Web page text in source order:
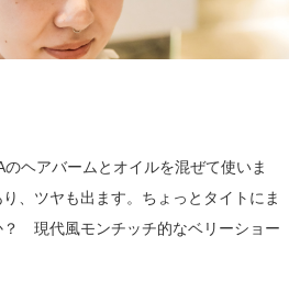
ヘアバームとオイルを混ぜて使いま
、ツヤも出ます。ちょっとタイトにま
？ 現代風モンチッチ的なベリーショー